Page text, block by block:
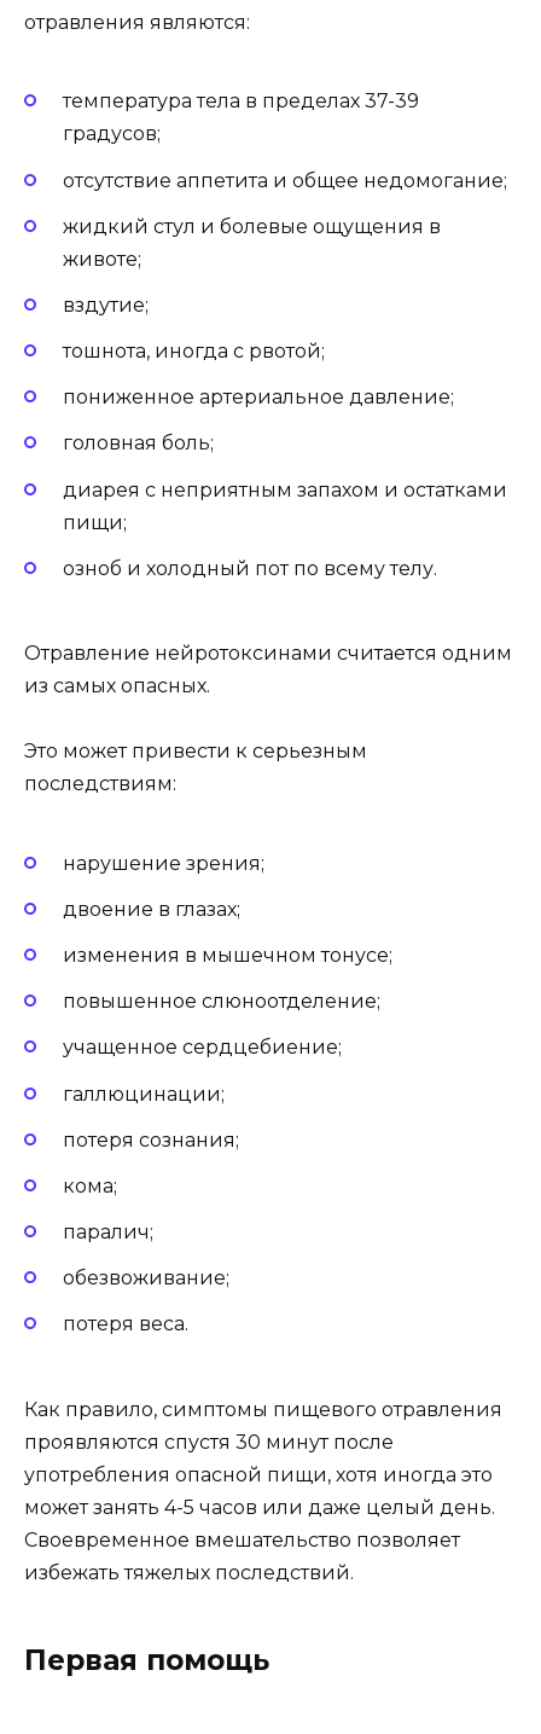
отравления являются:
температура тела в пределах 37-39
градусов;
отсутствие аппетита и общее недомогание;
жидкий стул и болевые ощущения в
животе;
вздутие;
тошнота, иногда с рвотой;
пониженное артериальное давление;
головная боль;
диарея с неприятным запахом и остатками
пищи;
озноб и холодный пот по всему телу.
Отравление нейротоксинами считается одним
из самых опасных.
Это может привести к серьезным
последствиям:
нарушение зрения;
двоение в глазах;
изменения в мышечном тонусе;
повышенное слюноотделение;
учащенное сердцебиение;
галлюцинации;
потеря сознания;
кома;
паралич;
обезвоживание;
потеря веса.
Как правило, симптомы пищевого отравления
проявляются спустя 30 минут после
употребления опасной пищи, хотя иногда это
может занять 4-5 часов или даже целый день.
Своевременное вмешательство позволяет
избежать тяжелых последствий.
Первая помощь